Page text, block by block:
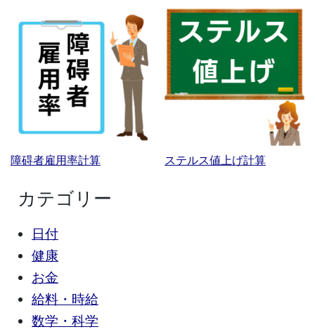
障碍者雇用率計算 ステルス値上げ計算
カテゴリー
日付
健康
お金
給料・時給
数学・科学